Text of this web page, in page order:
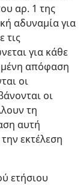
αρ. 1 της
αδυναμία για
τις
για κάθε
απόφαση
οι
οι
τη
αυτή
εκτέλεση
ετήσιου